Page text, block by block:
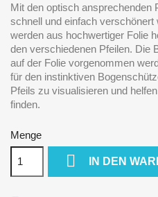
Mit den optisch ansprechenden
schnell und einfach
werden aus hochwertiger Folie
den verschiedenen Pfeilen. Die
auf der Folie vorgenommen
für den instinktiven
Pfeils zu visualisieren und
finden.
Menge
 IN DEN